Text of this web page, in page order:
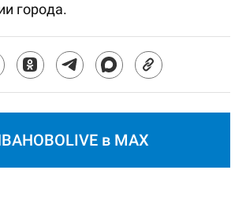
города.
в MAX